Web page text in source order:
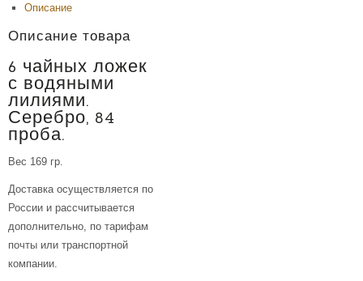
Описание
Описание товара
6 чайных ложек
с водяными
лилиями.
Серебро, 84
проба.
Вес 169 гр.
Доставка осуществляется по
России и рассчитывается
дополнительно, по тарифам
почты или транспортной
компании.